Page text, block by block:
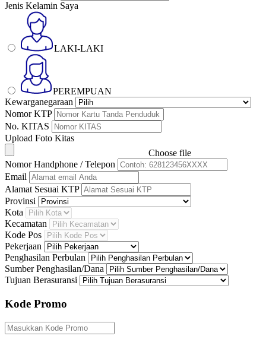
Jenis Kelamin Saya
LAKI-LAKI
PEREMPUAN
Kewarganegaraan
Nomor KTP
No. KITAS
Upload Foto Kitas
Choose file
Nomor Handphone / Telepon
Email
Alamat Sesuai KTP
Provinsi
Kota
Kecamatan
Kode Pos
Pekerjaan
Penghasilan Perbulan
Sumber Penghasilan/Dana
Tujuan Berasuransi
Kode Promo